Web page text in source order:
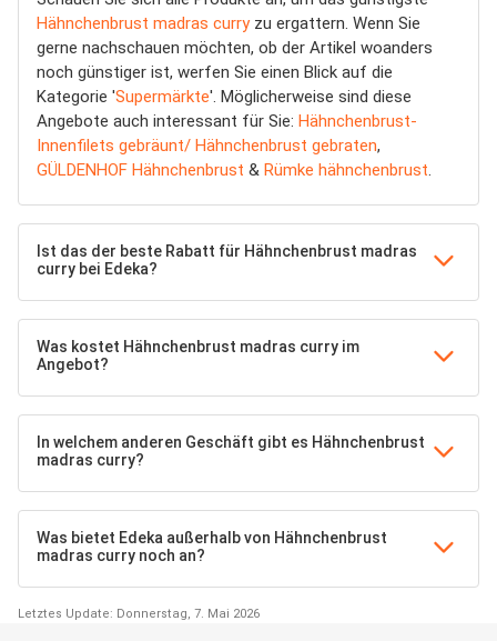
Hähnchenbrust madras curryzu ergattern. Wenn Sie
gerne nachschauen möchten, ob der Artikel woanders
noch günstiger ist, werfen Sie einen Blick auf die
Kategorie 'Supermärkte'. Möglicherweise sind diese
Angebote auch interessant für Sie: Hähnchenbrust-
Innenfilets gebräunt/ Hähnchenbrust gebraten,
GÜLDENHOF Hähnchenbrust & Rümke hähnchenbrust.
Ist das der beste Rabatt für Hähnchenbrust madras
curry bei Edeka?
Was kostet Hähnchenbrust madras curry im
Angebot?
In welchem anderen Geschäft gibt es Hähnchenbrust
madras curry?
Was bietet Edeka außerhalb von Hähnchenbrust
madras curry noch an?
Letztes Update: Donnerstag, 7. Mai 2026